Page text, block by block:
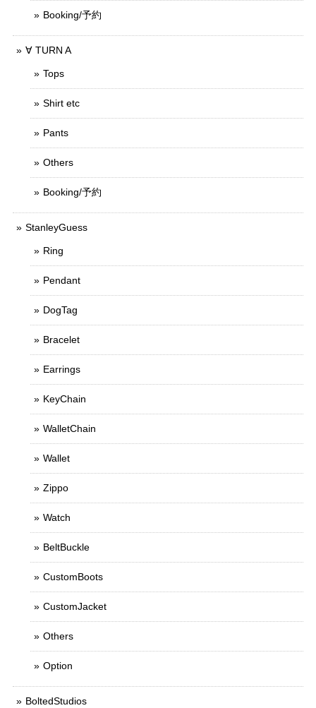
Booking/予約
∀ TURN A
Tops
Shirt etc
Pants
Others
Booking/予約
StanleyGuess
Ring
Pendant
DogTag
Bracelet
Earrings
KeyChain
WalletChain
Wallet
Zippo
Watch
BeltBuckle
CustomBoots
CustomJacket
Others
Option
BoltedStudios